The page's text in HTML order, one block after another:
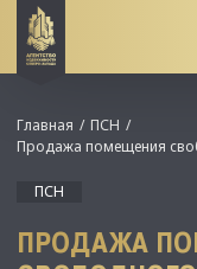
Главная
ПСН
Продажа помещения
ПСН
ПРОДАЖА